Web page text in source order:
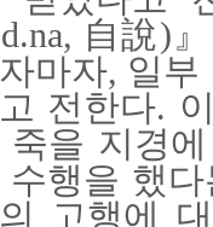
自說)
마자, 일
전한다.
죽을 지경
수행을 했
고행에